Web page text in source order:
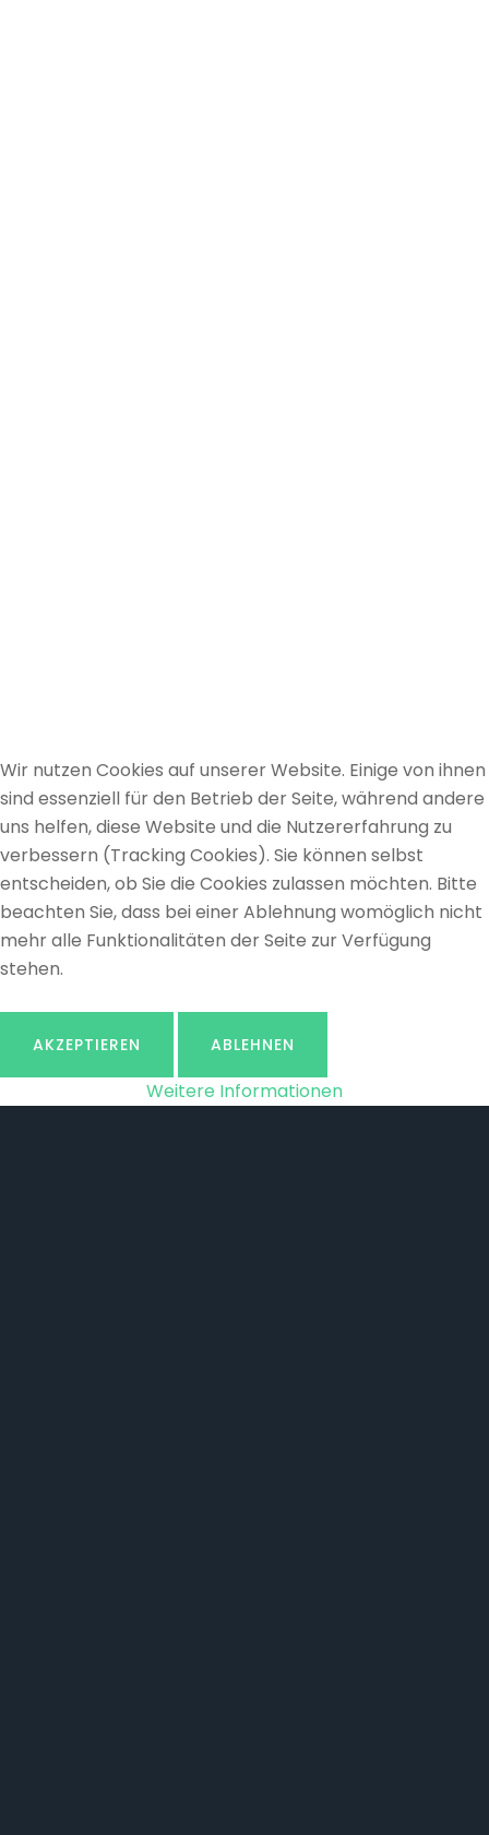
Wir nutzen Cookies auf unserer Website. Einige von ihnen
sind essenziell für den Betrieb der Seite, während andere
uns helfen, diese Website und die Nutzererfahrung zu
verbessern (Tracking Cookies). Sie können selbst
entscheiden, ob Sie die Cookies zulassen möchten. Bitte
beachten Sie, dass bei einer Ablehnung womöglich nicht
mehr alle Funktionalitäten der Seite zur Verfügung
stehen.
AKZEPTIEREN ABLEHNEN
Weitere Informationen